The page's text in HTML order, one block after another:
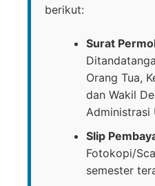
berikut:
Surat
Orang Tua,
dan Wakil
Administrasi
Slip
Fotokopi/
semester